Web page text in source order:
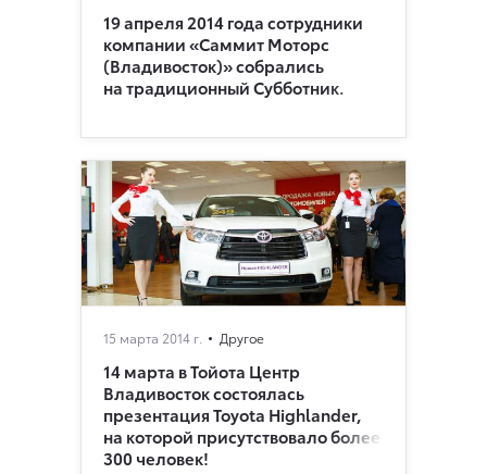
19 апреля 2014 года сотрудники
компании «Саммит Моторс
(Владивосток)» собрались
на традиционный Субботник.
15 марта 2014 г. Другое
14 марта в Тойота Центр
Владивосток состоялась
презентация Toyota Highlander,
на которой присутствовало более
300 человек!